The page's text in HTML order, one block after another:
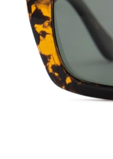
34 mm
Ύψος φακού